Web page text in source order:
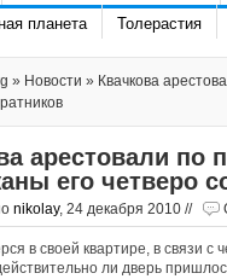
планета
Толерастия
» Новости » Квачкова
арестовали по
его четверо
nikolay, 24 декабря 2010 //
в своей квартире, в связи
ли дверь